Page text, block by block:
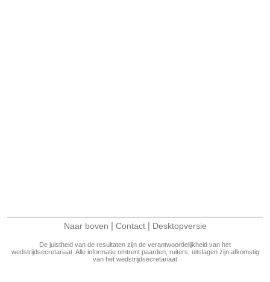
Naar boven | Contact | Desktopversie
De juistheid van de resultaten zijn de verantwoordelijkheid van het
wedstrijdsecretariaat. Alle informatie omtrent paarden, ruiters, uitslagen zijn afkomstig
van het wedstrijdsecretariaat